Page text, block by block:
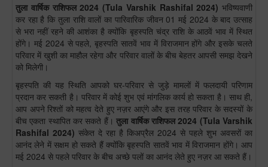
तुलावार्षिक राशिफल 2024 (Tula Varshik Rashifal 2024) भविष्यवाणी
कर रहा है कि तुला राशि वालों का पारिवारिक जीवन 01 मई 2024 के बाद उत्साह
से भरा नहीं रहने की आशंका है क्योंकि बृहस्पति चंद्र राशि के आठवें भाव में स्थित
होंगे। मई 2024 से पहले, बृहस्पति सातवें भाव में विराजमान होंगे और इसके चलते
परिवार में खुशी का माहौल रहेगा और परिवार वालों के बीच बेहतर आपसी समझ देखने
को मिलेगी।
बृहस्पति की यह स्थिति आपको घर-परिवार से जुड़े मामलों में फलदायी परिणाम
प्रदान कर सकती है। परिवार में कोई शुभ एवं मांगलिक कार्य हो सकता है। साथ ही,
आप अपने रिश्तों को महत्व देते हुए नज़र आएंगे और इस तरह परिवार के सदस्यों के
बीच एकता स्थापित कर सकते हैं।तुलावार्षिक राशिफल 2024 (Tula Varshik
Rashifal 2024) संकेत दे रहा है किअप्रैल 2024 से पहले शुभ अवसरों का
आनंद लेने में सक्षम हो सकते हैं क्योंकि बृहस्पति सातवें भाव में विराजमान होंगे। आप
मई 2024 से पहले परिवार के बीच अच्छे पलों का आनंद लेते हुए नज़र आ सकते हैं।